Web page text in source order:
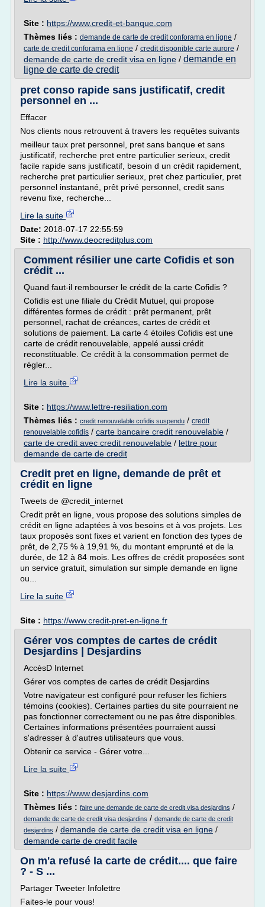
Site : https://www.credit-et-banque.com
Thèmes liés : demande de carte de credit conforama en ligne /
carte de credit conforama en ligne / credit disponible carte aurore /
demande de carte de credit visa en ligne / demande en
ligne de carte de credit
pret conso rapide sans justificatif, credit
personnel en ...
Effacer
Nos clients nous retrouvent à travers les requêtes suivants
meilleur taux pret personnel, pret sans banque et sans
justificatif, recherche pret entre particulier serieux, credit
facile rapide sans justificatif, besoin d un crédit rapidement,
recherche pret particulier serieux, pret chez particulier, pret
personnel instantané, prêt privé personnel, credit sans
revenu fixe, recherche...
Lire la suite
Date: 2018-07-17 22:55:59
Site : http://www.deocreditplus.com
Comment résilier une carte Cofidis et son
crédit ...
Quand faut-il rembourser le crédit de la carte Cofidis ?
Cofidis est une filiale du Crédit Mutuel, qui propose
différentes formes de crédit : prêt permanent, prêt
personnel, rachat de créances, cartes de crédit et
solutions de paiement. La carte 4 étoiles Cofidis est une
carte de crédit renouvelable, appelé aussi crédit
reconstituable. Ce crédit à la consommation permet de
régler...
Lire la suite
Site : https://www.lettre-resiliation.com
Thèmes liés : credit renouvelable cofidis suspendu / credit
renouvelable cofidis / carte bancaire credit renouvelable /
carte de credit avec credit renouvelable / lettre pour
demande de carte de credit
Credit pret en ligne, demande de prêt et
crédit en ligne
Tweets de @credit_internet
Credit prêt en ligne, vous propose des solutions simples de
crédit en ligne adaptées à vos besoins et à vos projets. Les
taux proposés sont fixes et varient en fonction des types de
prêt, de 2,75 % à 19,91 %, du montant emprunté et de la
durée, de 12 à 84 mois. Les offres de crédit proposées sont
un service gratuit, simulation sur simple demande en ligne
ou...
Lire la suite
Site : https://www.credit-pret-en-ligne.fr
Gérer vos comptes de cartes de crédit
Desjardins | Desjardins
AccèsD Internet
Gérer vos comptes de cartes de crédit Desjardins
Votre navigateur est configuré pour refuser les fichiers
témoins (cookies). Certaines parties du site pourraient ne
pas fonctionner correctement ou ne pas être disponibles.
Certaines informations présentées pourraient aussi
s'adresser à d'autres utilisateurs que vous.
Obtenir ce service - Gérer votre...
Lire la suite
Site : https://www.desjardins.com
Thèmes liés : faire une demande de carte de credit visa desjardins /
demande de carte de credit visa desjardins / demande de carte de credit
desjardins / demande de carte de credit visa en ligne /
demande carte de credit facile
On m'a refusé la carte de crédit.... que faire
? - S ...
Partager Tweeter Infolettre
Faites-le pour vous!